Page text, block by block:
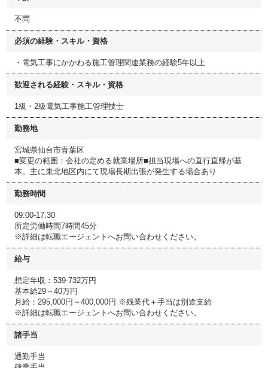
不問
必須の経験・スキル・資格
・電気工事にかかわる施工管理関連業務の経験5年以上
歓迎される経験・スキル・資格
1級・2級電気工事施工管理技士
勤務地
宮城県仙台市青葉区
■変更の範囲：会社の定める就業場所■担当現場への直行直帰が基
本。主に東北地区内にて現場長期出張が発生する場合あり
勤務時間
09:00-17:30
所定労働時間7時間45分
※詳細は転職エージェントへお問い合わせください。
給与
想定年収：539-732万円
基本給29～40万円
月給：295,000円～400,000円 ※残業代＋手当は別途支給
※詳細は転職エージェントへお問い合わせください。
諸手当
通勤手当